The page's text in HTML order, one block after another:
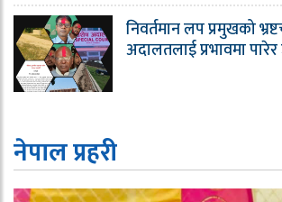
निवर्तमान लप प्रमुखको
अदालतलाई प्रभावमा
नेपाल प्रहरी